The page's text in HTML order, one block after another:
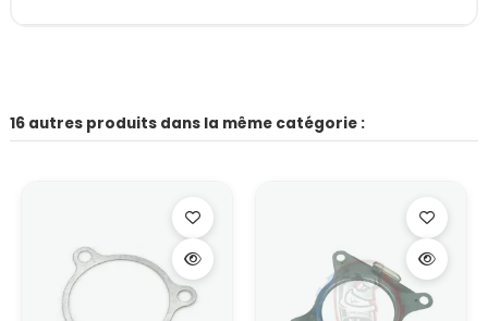
16 autres produits dans la même catégorie :